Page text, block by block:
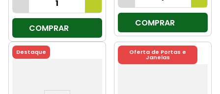
COMPRAR COMPRAR
Destaque Oferta de Portas e
Janelas